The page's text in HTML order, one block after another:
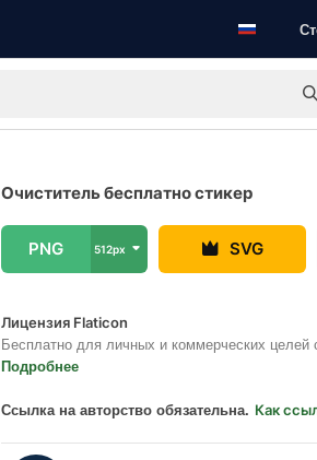
Очиститель бесплатно стикер
PNG 512px SVG
Лицензия Flaticon
Бесплатно для личных и коммерческих целей
Подробнее
Ссылка на авторство обязательна. Как